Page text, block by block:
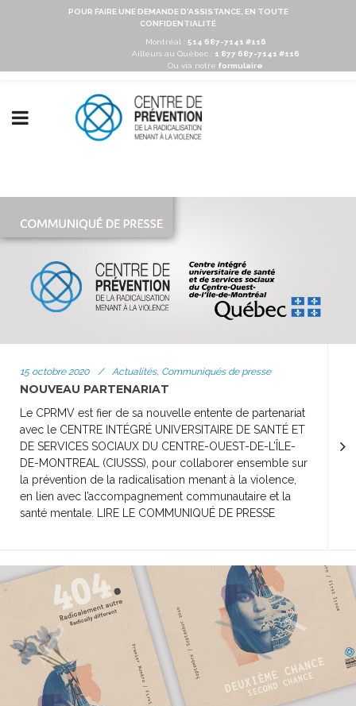
POUR FAIRE UNE DEMANDE D'ASSISTANCE, EN TOUTE
CONFIDENTIALITÉ
Montréal : 514 687-7141 #116
Ailleurs au Québec :
1 877 687-7141 #116
Ou via notre formulaire
15 octobre 2020 / Actualités, Communiqués de presse
NOUVEAU PARTENARIAT
Le CPRMV est fier de sa nouvelle entente de partenariat
avec le CENTRE INTÉGRÉ UNIVERSITAIRE DE SANTÉ ET
DE SERVICES SOCIAUX DU CENTRE-OUEST-DE-L’ÎLE-
DE-MONTREAL (CIUSSS), pour collaborer ensemble sur
la prévention de la radicalisation menant à la violence,
en lien avec l’accompagnement communautaire et la
santé mentale. LIRE LE COMMUNIQUÉ DE PRESSE